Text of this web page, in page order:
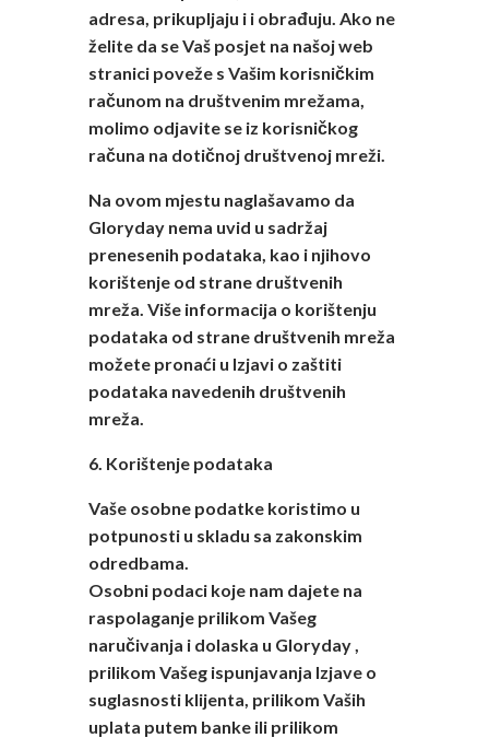
adresa, prikupljaju i i obrađuju. Ako ne
želite da se Vaš posjet na našoj web
stranici poveže s Vašim korisničkim
računom na društvenim mrežama,
molimo odjavite se iz korisničkog
računa na dotičnoj društvenoj mreži.
Na ovom mjestu naglašavamo da
Gloryday nema uvid u sadržaj
prenesenih podataka, kao i njihovo
korištenje od strane društvenih
mreža. Više informacija o korištenju
podataka od strane društvenih mreža
možete pronaći u Izjavi o zaštiti
podataka navedenih društvenih
mreža.
6. Korištenje podataka
Vaše osobne podatke koristimo u
potpunosti u skladu sa zakonskim
odredbama.
Osobni podaci koje nam dajete na
raspolaganje prilikom Vašeg
naručivanja i dolaska u Gloryday ,
prilikom Vašeg ispunjavanja Izjave o
suglasnosti klijenta, prilikom Vaših
uplata putem banke ili prilikom